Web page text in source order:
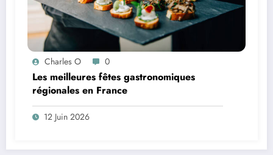
Charles O 0
Les meilleures fêtes gastronomiques
régionales en France
12 Juin 2026